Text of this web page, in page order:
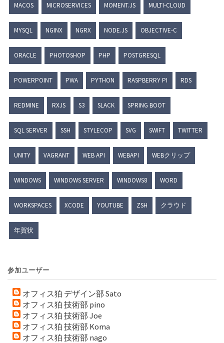
MACOS MICROSERVICES MOMENT.JS MULTI-CLOUD
MYSQL NGINX NGRX NODE.JS OBJECTIVE-C
ORACLE PHOTOSHOP PHP POSTGRESQL
POWERPOINT PWA PYTHON RASPBERRY PI RDS
REDMINE RXJS S3 SLACK SPRING BOOT
SQL SERVER SSH STYLECOP SVG SWIFT TWITTER
UNITY VAGRANT WEB API WEBAPI WEBクリップ
WINDOWS WINDOWS SERVER WINDOWS8 WORD
WORKSPACES XCODE YOUTUBE ZSH クラウド
年賀状
参加ユーザー
オフィス狛 デザイン部 Sato
オフィス狛 技術部 pino
オフィス狛 技術部 Joe
オフィス狛 技術部 Koma
オフィス狛 技術部 nago